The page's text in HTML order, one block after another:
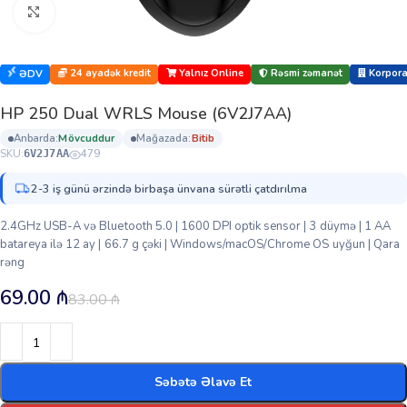
Böyütmək üçün klikləyin
ƏDV 24 ayadək kredit Yalnız Online Rəsmi zəmanət
HP 250 Dual WRLS Mouse (6V2J7AA)
anbarda: mövcuddur mağazada:
bi̇ti̇b
SKU:6V2J7AA 479
2-3 iş günü ərzində birbaşa ünvana sürətli çatdırılma
2.4GHz USB-A və Bluetooth 5.0 | 1600 DPI optik sensor | 3 düymə | 1 AA
batareya ilə 12 ay | 66.7 g çəki | Windows/macOS/Chrome OS uyğun | Qara
rəng
83.00₼
69.00 ₼
Səbətə Əlavə Et